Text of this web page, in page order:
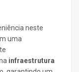
neste
uma
infraestrutura